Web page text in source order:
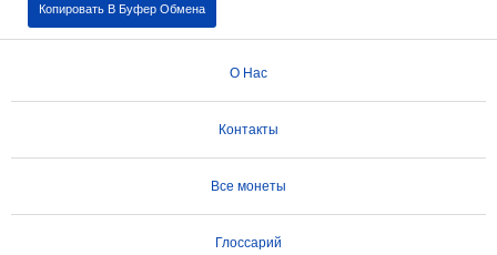
Копировать В Буфер Обмена
О Нас
Контакты
Все монеты
Глоссарий